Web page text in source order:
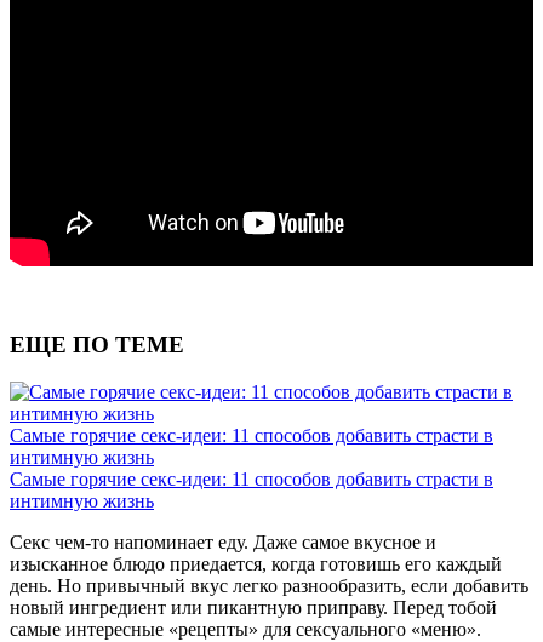
ЕЩЕ ПО ТЕМЕ
Самые горячие секс-идеи: 11 способов добавить страсти в
интимную жизнь
Самые горячие секс-идеи: 11 способов добавить страсти в
интимную жизнь
Секс чем-то напоминает еду. Даже самое вкусное и
изысканное блюдо приедается, когда готовишь его каждый
день. Но привычный вкус легко разнообразить, если добавить
новый ингредиент или пикантную приправу. Перед тобой
самые интересные «рецепты» для сексуального «меню».